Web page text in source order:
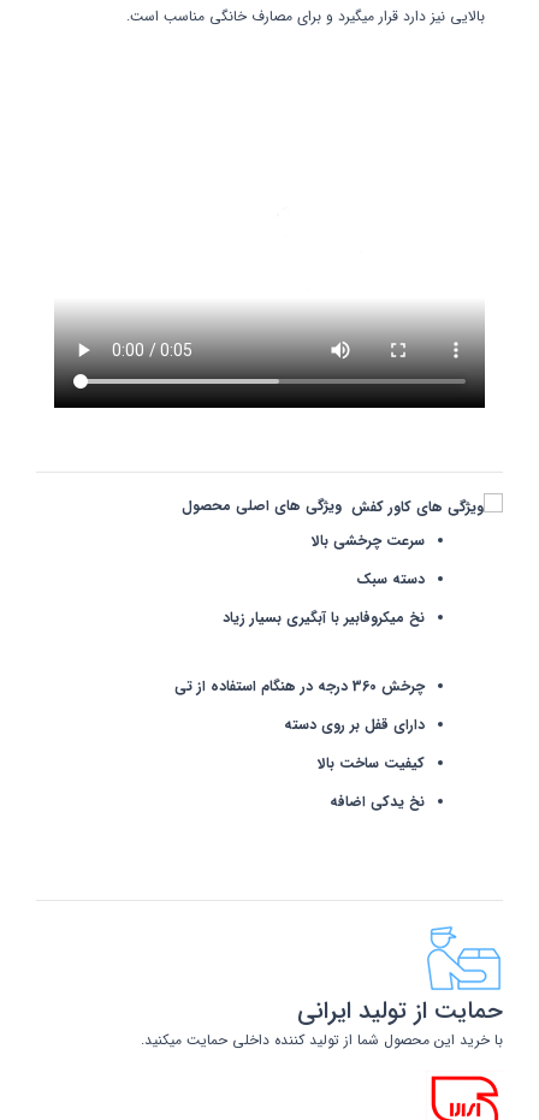
بالایی نیز دارد قرار میگیرد و برای مصارف خانگی مناسب است.
ویژگی های اصلی محصول
سرعت چرخشی بالا
دسته سبک
نخ میکروفابیر با آبگیری بسیار زیاد
چرخش 360 درجه در هنگام استفاده از تی
دارای قفل بر روی دسته
کیفیت ساخت بالا
نخ یدکی اضافه
حمایت از تولید ایرانی
با خرید این محصول شما از تولید کننده داخلی حمایت میکنید.